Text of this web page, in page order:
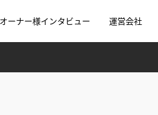
オーナー様インタビュー 運営会社